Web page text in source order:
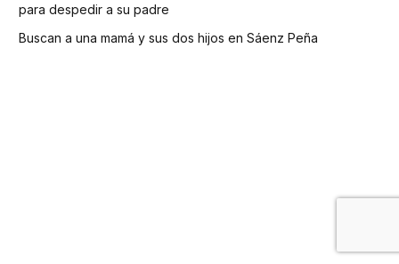
para despedir a su padre
Buscan a una mamá y sus dos hijos en Sáenz Peña